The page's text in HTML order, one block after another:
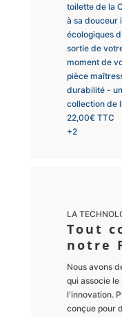
toilette de la
à sa douceur
écologiques
sortie de
moment de
pièce
durabilité -
collection de
22,00€ TTC
+2
LA
Tout
notre
Nous avons
qui associe
l'innovation.
conçue pour